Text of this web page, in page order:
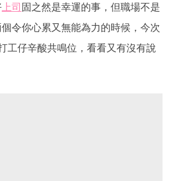
上司 固之然是幸運的事，但職場不是
令你心累又無能為力的時候，今次
工仔辛酸共鳴位，看看又有沒有說